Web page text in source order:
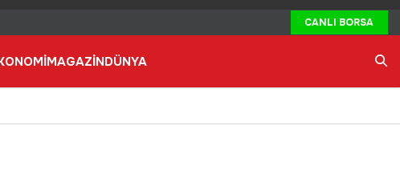
CANLI BORSA
MAGAZİNDÜNYA